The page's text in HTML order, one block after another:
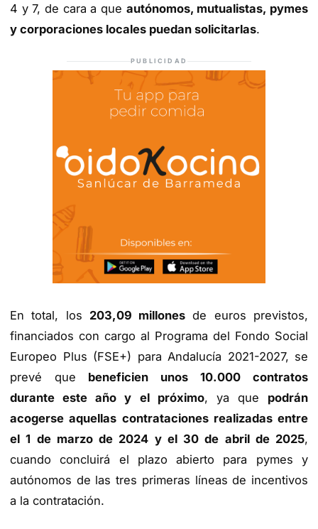
4 y 7, de cara a que autónomos, mutualistas, pymes
y corporaciones locales puedan solicitarlas.
PUBLICIDAD
En total, los 203,09 millones de euros previstos,
financiados con cargo al Programa del Fondo Social
Europeo Plus (FSE+) para Andalucía 2021-2027, se
prevé que beneficien unos 10.000 contratos
durante este año y el próximo, ya que podrán
acogerse aquellas contrataciones realizadas entre
el 1 de marzo de 2024 y el 30 de abril de 2025,
cuando concluirá el plazo abierto para pymes y
autónomos de las tres primeras líneas de incentivos
a la contratación.